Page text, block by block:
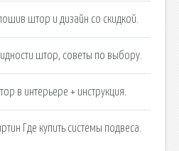
штор и дизайн со скидкой.
штор, советы по выбору.
в интерьере + инструкция.
Где купить системы подвеса.